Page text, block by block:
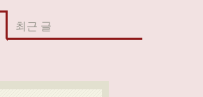
최근 글